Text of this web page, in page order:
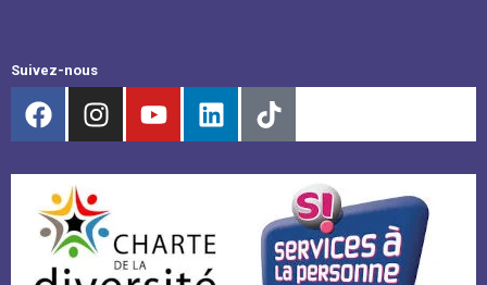
Suivez-nous